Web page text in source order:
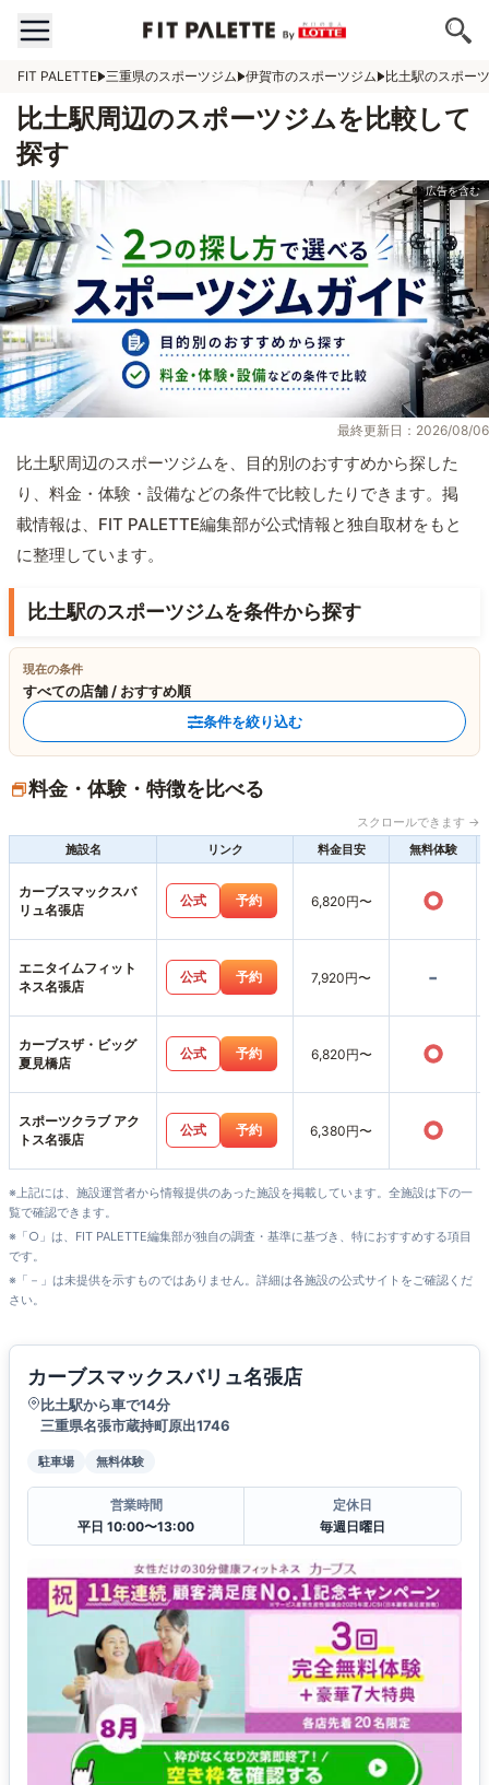
FIT PALETTE 三重県のスポーツジム 伊賀市のスポーツジム 比土駅のスポー
比土駅周辺のスポーツジムを比較して
探す
最終更新日：2026/08/06
比土駅周辺のスポーツジムを、目的別のおすすめから探した
り、料金・体験・設備などの条件で比較したりできます。掲
載情報は、FIT PALETTE編集部が公式情報と独自取材をもと
に整理しています。
比土駅のスポーツジムを条件から探す
現在の条件
すべての店舗 / おすすめ順
条件を絞り込む
料金・体験・特徴を比べる
スクロールできます →
施設名
リンク 料金目安 無料体験
カーブスマックスバ
リュ名張店
公式 予約 6,820円〜 ○
エニタイムフィット
ネス名張店
公式 予約 7,920円〜 -
カーブスザ・ビッグ
夏見橋店
公式 予約 6,820円〜 ○
スポーツクラブ アク
トス名張店
公式 予約 6,380円〜 ○
※上記には、施設運営者から情報提供のあった施設を掲載しています。全施設は下の一
覧で確認できます。
※「○」は、FIT PALETTE編集部が独自の調査・基準に基づき、特におすすめする項目
です。
※「－」は未提供を示すものではありません。詳細は各施設の公式サイトをご確認くだ
さい。
カーブスマックスバリュ名張店
比土駅から車で14分
三重県名張市蔵持町原出1746
駐車場 無料体験
営業時間
平日 10:00〜13:00
定休日
毎週日曜日